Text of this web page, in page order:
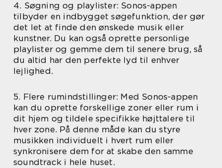
4. Søgning og playlister: Sonos-appen
tilbyder en indbygget søgefunktion, der gør
det let at finde den ønskede musik eller
kunstner. Du kan også oprette personlige
playlister og gemme dem til senere brug, så
du altid har den perfekte lyd til enhver
lejlighed.
5. Flere rumindstillinger: Med Sonos-appen
kan du oprette forskellige zoner eller rum i
dit hjem og tildele specifikke højttalere til
hver zone. På denne måde kan du styre
musikken individuelt i hvert rum eller
synkronisere dem for at skabe den samme
soundtrack i hele huset.